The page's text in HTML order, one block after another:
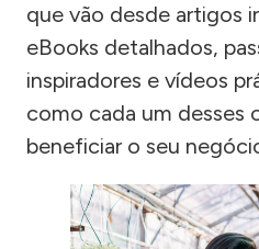
que vão desde artigos
eBooks detalhados,
inspiradores e vídeos
como cada um desses
beneficiar o seu